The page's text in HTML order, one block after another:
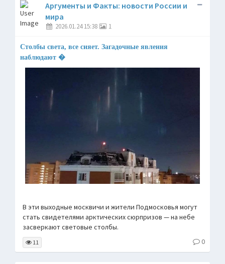
Аргументы и Факты: новости России и
мира
2026.01.24 15:38 1
Столбы света, все сияет. Загадочные явления
наблюдают �
В эти выходные москвичи и жители Подмосковья могут
стать свидетелями арктических сюрпризов — на небе
засверкают световые столбы.
11 0